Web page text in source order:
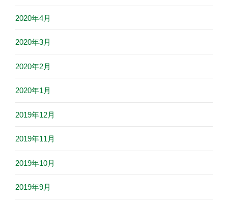
2020年4月
2020年3月
2020年2月
2020年1月
2019年12月
2019年11月
2019年10月
2019年9月